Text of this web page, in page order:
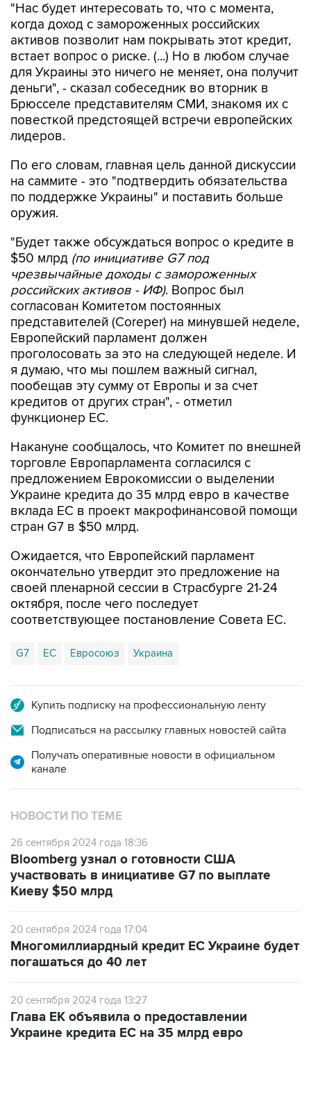
"Нас будет интересовать то, что с момента,
когда доход с замороженных российских
активов позволит нам покрывать этот кредит,
встает вопрос о риске. (...) Но в любом случае
для Украины это ничего не меняет, она получит
деньги", - сказал собеседник во вторник в
Брюсселе представителям СМИ, знакомя их с
повесткой предстоящей встречи европейских
лидеров.
По его словам, главная цель данной дискуссии
на саммите - это "подтвердить обязательства
по поддержке Украины" и поставить больше
оружия.
"Будет также обсуждаться вопрос о кредите в
$50 млрд (по инициативе G7 под
чрезвычайные доходы с замороженных
российских активов - ИФ). Вопрос был
согласован Комитетом постоянных
представителей (Coreper) на минувшей неделе,
Европейский парламент должен
проголосовать за это на следующей неделе. И
я думаю, что мы пошлем важный сигнал,
пообещав эту сумму от Европы и за счет
кредитов от других стран", - отметил
функционер ЕС.
Накануне сообщалось, что Комитет по внешней
торговле Европарламента согласился с
предложением Еврокомиссии о выделении
Украине кредита до 35 млрд евро в качестве
вклада ЕС в проект макрофинансовой помощи
стран G7 в $50 млрд.
Ожидается, что Европейский парламент
окончательно утвердит это предложение на
своей пленарной сессии в Страсбурге 21-24
октября, после чего последует
соответствующее постановление Совета ЕС.
G7 ЕС Евросоюз Украина
Купить подписку на профессиональную ленту
Подписаться на рассылку главных новостей сайта
Получать оперативные новости в официальном
канале
НОВОСТИ ПО ТЕМЕ
26 сентября 2024 года 18:36
Bloomberg узнал о готовности США
участвовать в инициативе G7 по выплате
Киеву $50 млрд
20 сентября 2024 года 17:04
Многомиллиардный кредит ЕС Украине будет
погашаться до 40 лет
20 сентября 2024 года 13:27
Глава ЕК объявила о предоставлении
Украине кредита ЕС на 35 млрд евро